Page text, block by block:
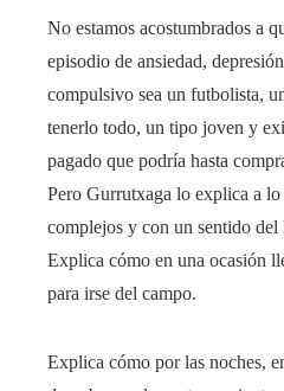
No estamos acostumbrados a
episodio de ansiedad,
compulsivo sea un futbolista,
tenerlo todo, un tipo joven y
pagado que podría hasta
Pero Gurrutxaga lo explica a
complejos y con un sentido del
Explica cómo en una ocasión
para irse del campo.
Explica cómo por las noches,